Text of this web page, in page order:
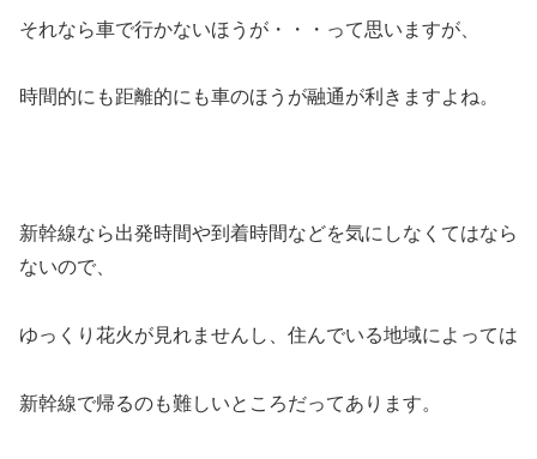
それなら車で行かないほうが・・・って思いますが、
時間的にも距離的にも車のほうが融通が利きますよね。
新幹線なら出発時間や到着時間などを気にしなくてはなら
ないので、
ゆっくり花火が見れませんし、住んでいる地域によっては
新幹線で帰るのも難しいところだってあります。